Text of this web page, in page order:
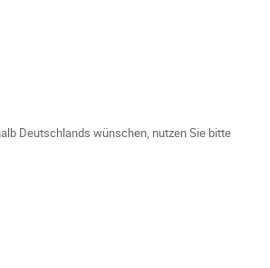
Deutschlands wünschen, nutzen Sie bitte